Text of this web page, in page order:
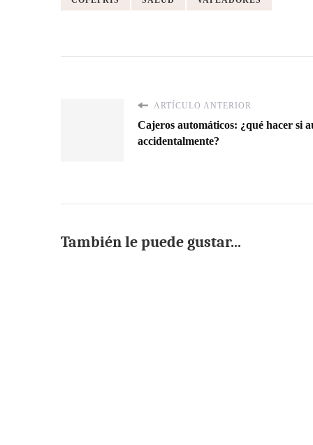
ARTÍCULO ANTERIOR
Cajeros automáticos: ¿qué hacer si
accidentalmente?
También le puede gustar...